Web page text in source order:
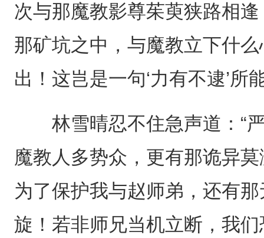
次与那魔教影尊茱萸狭路相
那矿坑之中，与魔教立下什
出！这岂是一句‘力有不逮’所
林雪晴忍不住急声道：“严
魔教人多势众，更有那诡异莫
为了保护我与赵师弟，还有
旋！若非师兄当机立断，我